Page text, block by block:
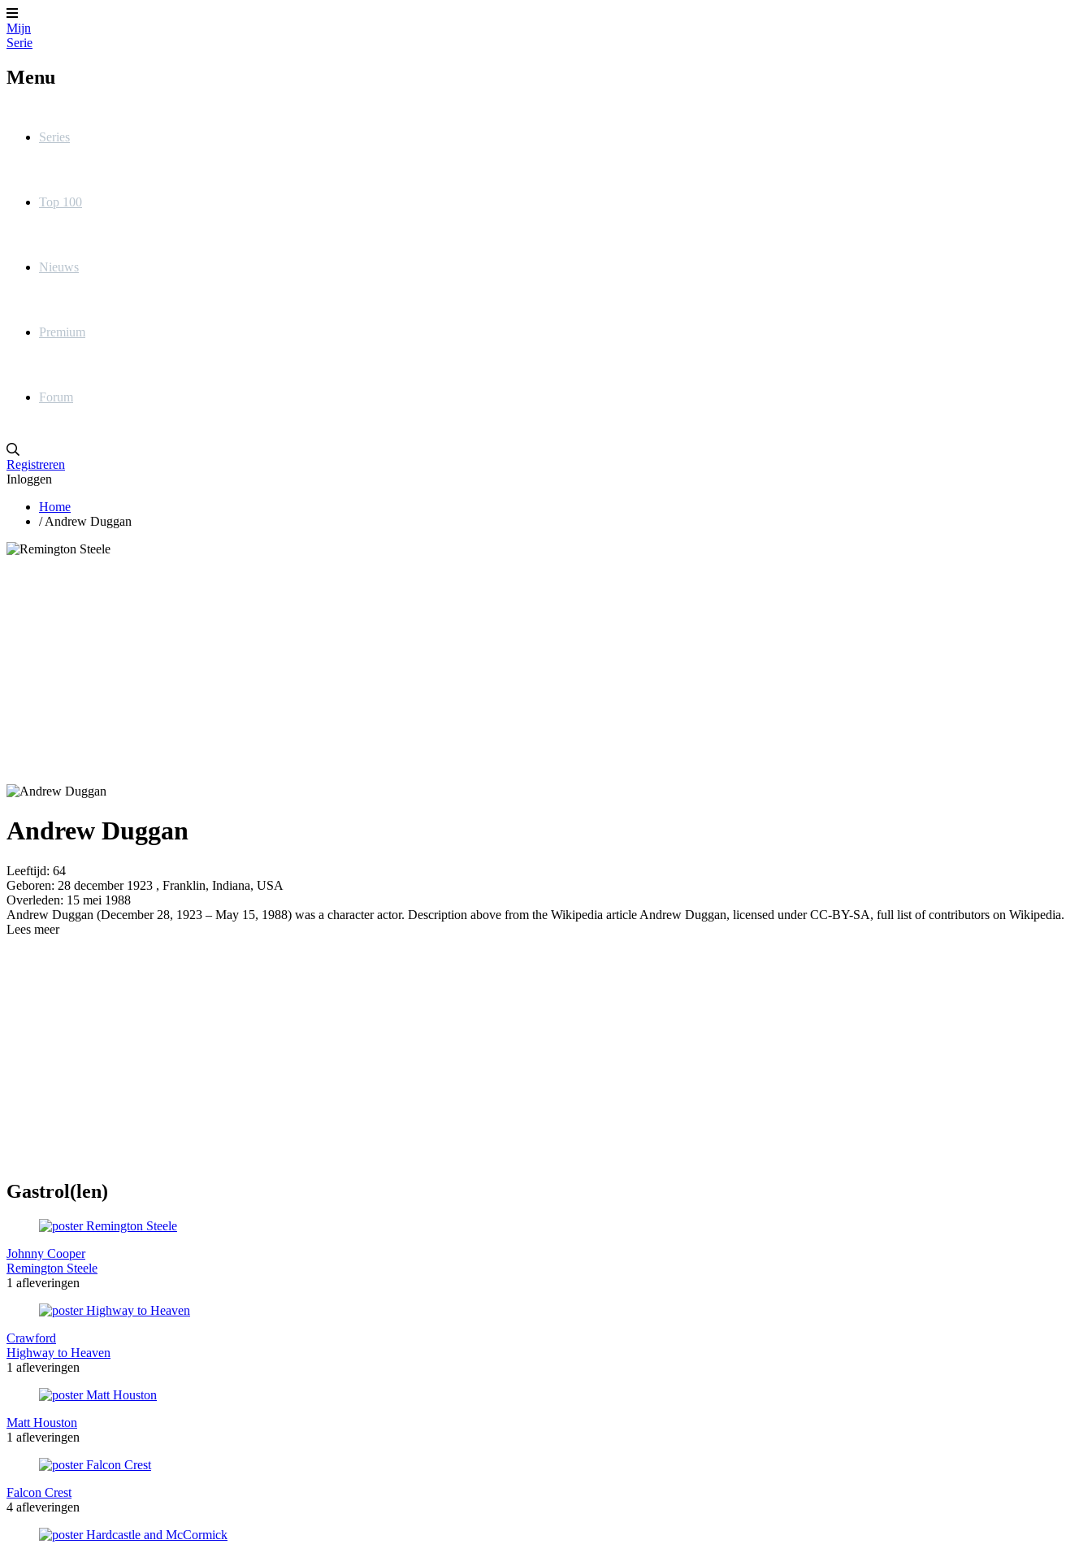
Mijn
Serie
Menu
Series
Top 100
Nieuws
Premium
Forum
Registreren
Inloggen
Home
/ Andrew Duggan
Andrew Duggan
Leeftijd: 64
Geboren: 28 december 1923 , Franklin, Indiana, USA
Overleden: 15 mei 1988
Andrew Duggan (December 28, 1923 – May 15, 1988) was a character actor. Description above from the Wikipedia article Andrew Duggan, licensed under CC-BY-SA, full list of contributors on Wikipedia.
Lees meer
Gastrol(len)
Johnny Cooper
Remington Steele
1 afleveringen
Crawford
Highway to Heaven
1 afleveringen
Matt Houston
1 afleveringen
Falcon Crest
4 afleveringen